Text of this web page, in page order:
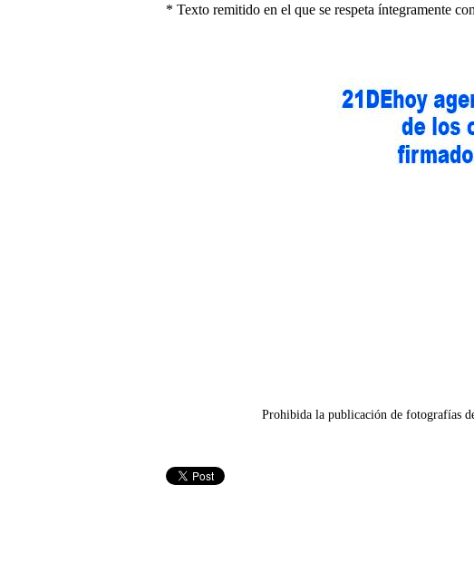
* Texto remitido en el que se respeta íntegramente
Prohibida la publicación de fotografías